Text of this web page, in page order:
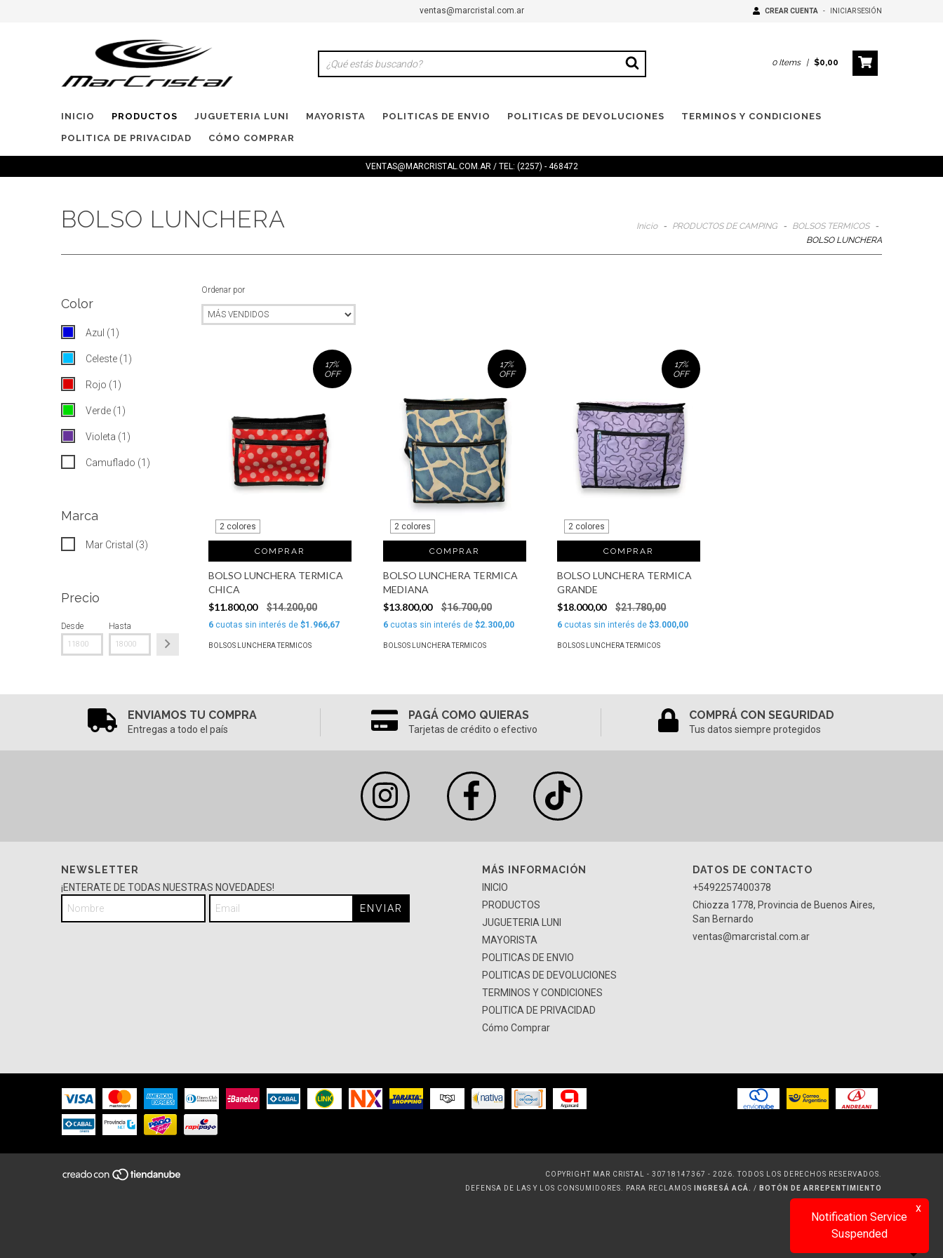
ventas@marcristal.com.ar CREAR CUENTA - INICIAR SESIÓN
0 Items | $0,00
INICIO PRODUCTOS JUGUETERIA LUNI MAYORISTA POLITICAS DE ENVIO POLITICAS DE DEVOLUCIONES TERMINOS Y CONDICIONES
POLITICA DE PRIVACIDAD CÓMO COMPRAR
VENTAS@MARCRISTAL.COM.AR/ TEL: (2257) - 468472
BOLSO LUNCHERA Inicio - PRODUCTOS DE CAMPING - BOLSOS TERMICOS
-
BOLSO LUNCHERA
Color
Azul (1)
Celeste (1)
Rojo (1)
Verde (1)
Violeta (1)
Camuflado (1)
Marca
Mar Cristal (3)
Precio
Desde Hasta
Ordenar por
17%
OFF
2 colores
COMPRAR
BOLSO LUNCHERA TERMICA
CHICA
$11.800,00
$14.200,00
6 cuotas sin interés de $1.966,67
BOLSOS LUNCHERA TERMICOS
17%
OFF
2 colores
COMPRAR
BOLSO LUNCHERA TERMICA
MEDIANA
$13.800,00
$16.700,00
6cuotas sin interés de $2.300,00
BOLSOS LUNCHERA TERMICOS
17%
OFF
2 colores
COMPRAR
BOLSO LUNCHERA TERMICA
GRANDE
$18.000,00
$21.780,00
6 cuotas sin interés de$3.000,00
BOLSOS LUNCHERA TERMICOS
ENVIAMOS TU COMPRA
Entregas a todo el país
PAGÁ COMO QUIERAS
Tarjetas de crédito o efectivo
COMPRÁ CON SEGURIDAD
Tus datos siempre protegidos
NEWSLETTER
¡ENTERATE DE TODAS NUESTRAS NOVEDADES!
MÁS INFORMACIÓN
INICIO
PRODUCTOS
JUGUETERIA LUNI
MAYORISTA
POLITICAS DE ENVIO
POLITICAS DE DEVOLUCIONES
TERMINOS Y CONDICIONES
POLITICA DE PRIVACIDAD
Cómo Comprar
DATOS DE CONTACTO
+5492257400378
Chiozza 1778, Provincia de Buenos Aires,
San Bernardo
ventas@marcristal.com.ar
COPYRIGHT MAR CRISTAL - 30718147367 - 2026. TODOS LOS DERECHOS RESERVADOS.
DEFENSA DE LAS Y LOS CONSUMIDORES. PARA RECLAMOS
INGRESÁ ACÁ. / BOTÓN DE ARREPENTIMIENTO
x
Notification Service
Suspended